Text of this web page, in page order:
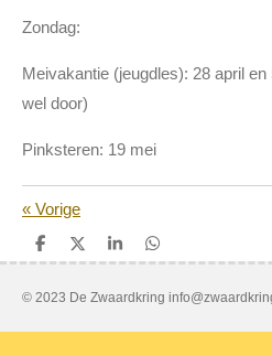
Zondag:
Meivakantie (jeugdles): 28 april
wel door)
Pinksteren: 19 mei
« Vorige
D
e
e
D
e
l
S
h
r
D
e
e
© 2023 De Zwaardkring